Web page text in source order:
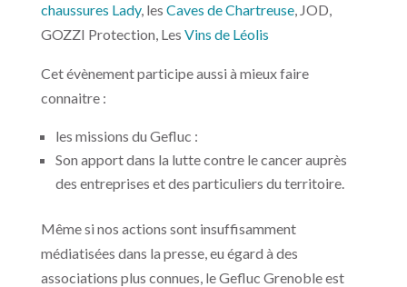
chaussures Lady, les Caves de Chartreuse, JOD,
GOZZI Protection, Les Vins de Léolis
Cet évènement participe aussi à mieux faire
connaitre :
les missions du Gefluc :
Son apport dans la lutte contre le cancer auprès
des entreprises et des particuliers du territoire.
Même si nos actions sont insuffisamment
médiatisées dans la presse, eu égard à des
associations plus connues, le Gefluc Grenoble est